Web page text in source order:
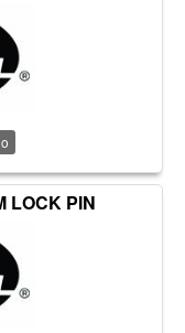
LOCK PIN